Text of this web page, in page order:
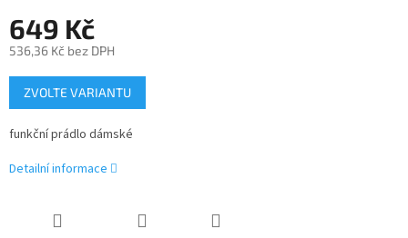
649 Kč
536,36 Kč bez DPH
Měrná
cena:
ZVOLTE VARIANTU
funkční prádlo dámské
Detailní informace